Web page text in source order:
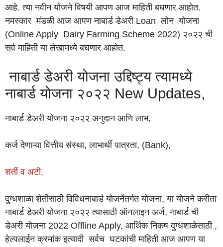
आहे. त्या नवीन योजने विषयी आपण आज माहिती बघणार आहोत.
नमस्कार मंडळी आज आपण नाबार्ड डेअरी Loan लोन योजना
(Online Apply Dairy Farming Scheme 2022) २०२२ ची
सर्व माहिती या लेखामध्ये बघणार आहोत.
नाबार्ड डेअरी योजना उद्दिष्ट्य त्यामध्ये
नाबार्ड योजना २०२२ New Updates,
नाबार्ड डेअरी योजना २०२२ अनुदान आणि लाभ,
कर्ज देणाऱ्या वित्तीय संस्था, लाभार्थी पात्रता, (Bank),
शर्ती व अटी,
दुग्धशाळा शेतीसाठी विविधनाबार्ड योजनेंतर्गत योजना, या योजने करीता
नाबार्ड डेअरी योजना २०२२ त्यासाठी ऑनलाइन अर्ज, नाबार्ड ची
डेअरी योजना 2022 Offline Apply, आर्थिक निकष दुग्धशाळेसाठी ,
हेल्पलाईन क्रमांक इत्यादी सर्वच घटकांची माहिती आज आपण या